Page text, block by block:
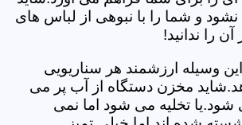
و شما را با نبوهی از لباس های
را ندانید!
وسیله ارزشمند هر سناریویی
مخزن دستگاه از آب پر می
شود.یا تخلیه می شود اما نمی